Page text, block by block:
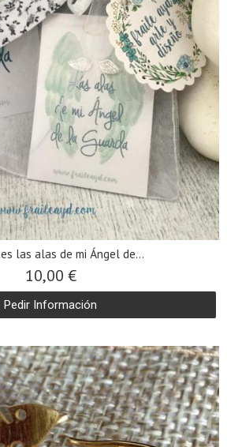
las alas de mi Ángel de...
10,00 €
Pedir Información